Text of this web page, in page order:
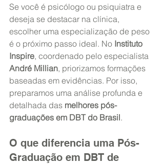
Se você é psicólogo ou psiquiatra e
deseja se destacar na clínica,
escolher uma especialização de peso
é o próximo passo ideal. No Instituto
Inspire, coordenado pelo especialista
André Millian, priorizamos formações
baseadas em evidências. Por isso,
preparamos uma análise profunda e
detalhada das melhores pós-
graduações em DBT do Brasil.
O que diferencia uma Pós-
Graduação em DBT de